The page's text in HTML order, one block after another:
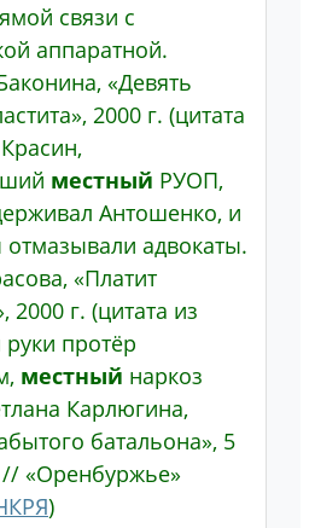
связи с
аппаратной.
«Девять
2000 г. (цитата
Красин,
местный РУОП,
Антошенко, и
адвокаты.
«Платит
2000 г. (цитата из
протёр
местный наркоз
Карлюгина,
батальона», 5
// «Оренбуржье»
)